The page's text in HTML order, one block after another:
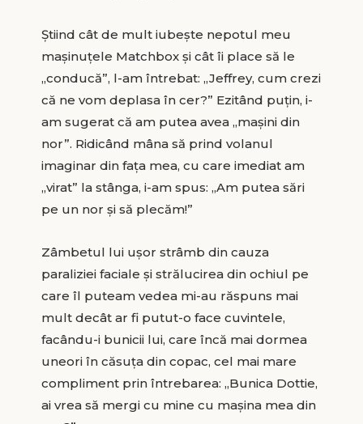
Ştiind cât de mult iubeşte nepotul meu
maşinuţele Matchbox şi cât îi place să le
„conducă”, l-am întrebat: „Jeffrey, cum crezi
că ne vom deplasa în cer?” Ezitând puţin, i-
am sugerat că am putea avea „maşini din
nor”. Ridicând mâna să prind volanul
imaginar din faţa mea, cu care imediat am
„virat” la stânga, i-am spus: „Am putea sări
pe un nor şi să plecăm!”
Zâmbetul lui uşor strâmb din cauza
paraliziei faciale şi strălucirea din ochiul pe
care îl puteam vedea mi-au răspuns mai
mult decât ar fi putut-o face cuvintele,
facându-i bunicii lui, care încă mai dormea
uneori în căsuţa din copac, cel mai mare
compliment prin întrebarea: „Bunica Dottie,
ai vrea să mergi cu mine cu maşina mea din